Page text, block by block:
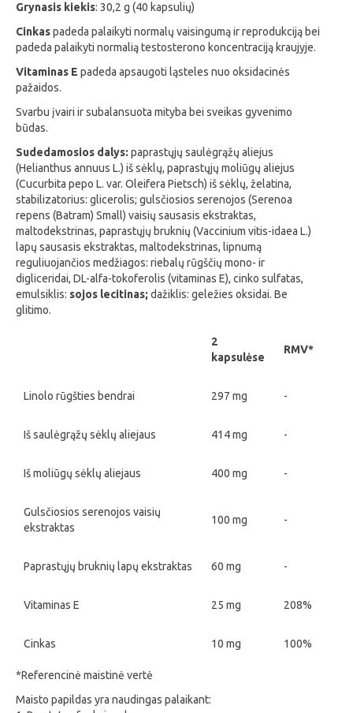
Grynasis kiekis: 30,2 g (40 kapsulių)
Cinkaspadeda palaikyti normalų vaisingumą ir reprodukciją bei
padeda palaikyti normalią testosterono koncentraciją kraujyje.
Vitaminas E padeda apsaugoti ląsteles nuo oksidacinės
pažaidos.
Svarbu įvairi ir subalansuota mityba bei sveikas gyvenimo
būdas.
Sudedamosios dalys: paprastųjų saulėgrąžų aliejus
(Helianthus annuus L.) iš sėklų, paprastųjų moliūgų aliejus
(Cucurbita pepo L. var. Oleifera Pietsch) iš sėklų, želatina,
stabilizatorius: glicerolis; gulsčiosios serenojos (Serenoa
repens (Batram) Small) vaisių sausasis ekstraktas,
maltodekstrinas, paprastųjų bruknių (Vaccinium vitis-idaea L.)
lapų sausasis ekstraktas, maltodekstrinas, lipnumą
reguliuojančios medžiagos: riebalų rūgščių mono- ir
digliceridai, DL-alfa-tokoferolis (vitaminas E), cinko sulfatas,
emulsiklis: sojos lecitinas; dažiklis: geležies oksidai. Be
glitimo.
2
kapsulėse
RMV*
Linolo rūgšties bendrai 297 mg -
Iš saulėgrąžų sėklų aliejaus 414 mg -
Iš moliūgų sėklų aliejaus 400 mg -
Gulsčiosios serenojos vaisių
ekstraktas
100 mg -
Paprastųjų bruknių lapų ekstraktas 60 mg -
Vitaminas E 25 mg 208%
Cinkas 10 mg 100%
*Referencinė maistinė vertė
Maisto papildas yra naudingas palaikant: